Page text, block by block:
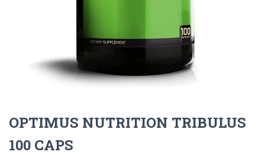
OPTIMUS NUTRITION TRIBULUS
100 CAPS